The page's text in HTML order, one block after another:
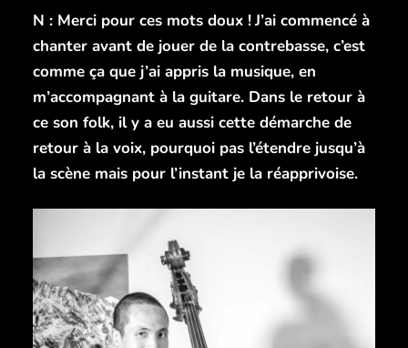
N : Merci pour ces mots doux !J’ai commencé à
chanter avant de jouer de la contrebasse, c’est
comme ça que j’ai appris la musique, en
m’accompagnant à la guitare. Dans le retour à
ce son folk, il y a eu aussi cette démarche de
retour à la voix, pourquoi pas l’étendre jusqu’à
la scène mais pour l’instant je la réapprivoise.